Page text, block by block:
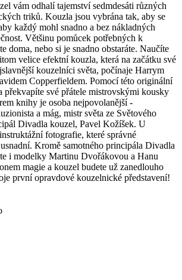
vám odhalí tajemství sedmdesáti různých
triků. Kouzla jsou vybrána tak, aby se
každý mohl snadno a bez nákladných
Většinu pomůcek potřebných k
doma, nebo si je snadno obstaráte. Naučíte
velice efektní kouzla, která na začátku své
kouzelníci světa, počínaje Harrym
Copperfieldem. Pomocí této originální
překvapíte své přátele mistrovskými kousky
knihy je osoba nejpovolanější -
a mág, mistr světa ze Světového
Divadla kouzel, Pavel Kožíšek. U
fotografie, které správné
Kromě samotného principála Divadla
i modelky Martinu Dvořákovou a Hanu
magie a kouzel budete už zanedlouho
první opravdové kouzelnické představení!